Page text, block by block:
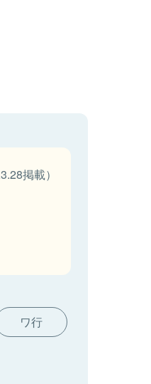
掲載）
ワ行